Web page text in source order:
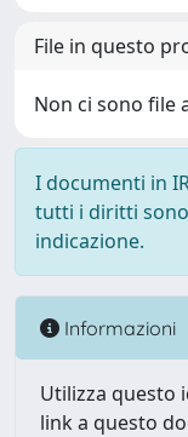
File in questo
Non ci sono file
I documenti in
tutti i diritti
indicazione.
Informazioni
Utilizza questo
link a questo